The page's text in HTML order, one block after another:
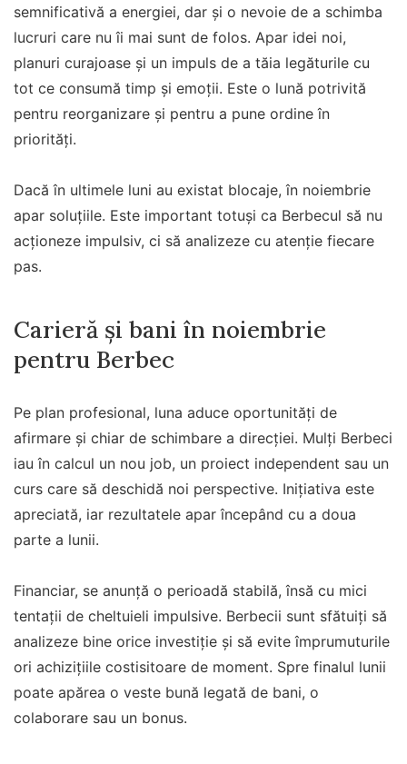
semnificativă a energiei, dar și o nevoie de a schimba
lucruri care nu îi mai sunt de folos. Apar idei noi,
planuri curajoase și un impuls de a tăia legăturile cu
tot ce consumă timp și emoții. Este o lună potrivită
pentru reorganizare și pentru a pune ordine în
priorități.
Dacă în ultimele luni au existat blocaje, în noiembrie
apar soluțiile. Este important totuși ca Berbecul să nu
acționeze impulsiv, ci să analizeze cu atenție fiecare
pas.
Carieră și bani în noiembrie
pentru Berbec
Pe plan profesional, luna aduce oportunități de
afirmare și chiar de schimbare a direcției. Mulți Berbeci
iau în calcul un nou job, un proiect independent sau un
curs care să deschidă noi perspective. Inițiativa este
apreciată, iar rezultatele apar începând cu a doua
parte a lunii.
Financiar, se anunță o perioadă stabilă, însă cu mici
tentații de cheltuieli impulsive. Berbecii sunt sfătuiți să
analizeze bine orice investiție și să evite împrumuturile
ori achizițiile costisitoare de moment. Spre finalul lunii
poate apărea o veste bună legată de bani, o
colaborare sau un bonus.